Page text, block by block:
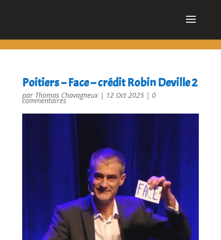
Poitiers – Face – crédit Robin Deville 2
par Thomas Chavagneux| 12 Oct 2025| 0
commentaires